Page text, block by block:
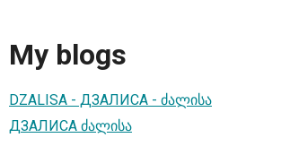
My blogs
DZALISA - ДЗАЛИСА - ძალისა
ДЗАЛИСА ძალისა